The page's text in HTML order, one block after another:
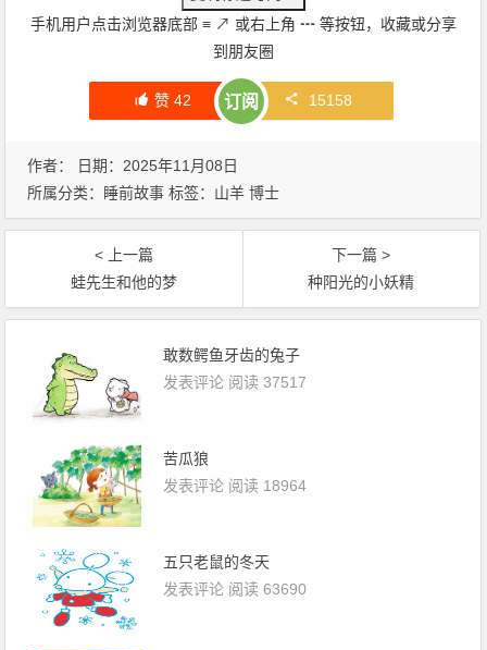
手机用户点击浏览器底部 ≡ ↗ 或右上角 ┅ 等按钮，收藏或分享
到朋友圈
赞42 订阅 15158
作者： 日期：2025年11月08日
所属分类： 睡前故事 标签： 山羊 博士
< 上一篇
蛙先生和他的梦
下一篇 >
种阳光的小妖精
敢数鳄鱼牙齿的兔子
发表评论 阅读 37517
苦瓜狼
发表评论 阅读 18964
五只老鼠的冬天
发表评论 阅读 63690